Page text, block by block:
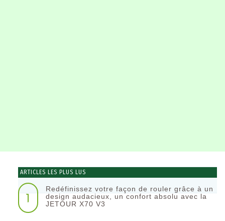
ARTICLES LES PLUS LUS
1
Redéfinissez votre façon de rouler grâce à un
design audacieux, un confort absolu avec la
JETOUR X70 V3